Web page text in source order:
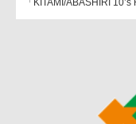
「KITAMI/ABASHIRI